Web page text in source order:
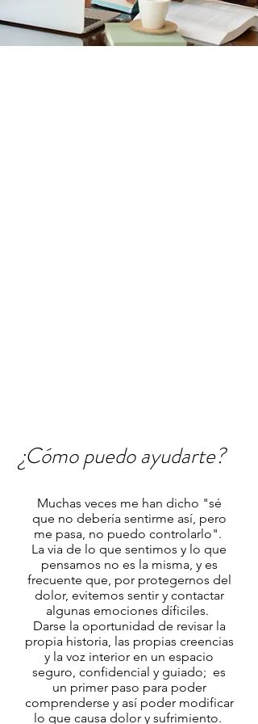
¿Cómo puedo ayudarte?
Muchas veces me han dicho "sé
que no debería sentirme así, pero
me pasa, no puedo controlarlo".
La via de lo que sentimos y lo que
pensamos no es la misma, y es
frecuente que, por protegernos del
dolor, evitemos sentir y contactar
algunas emociones díficiles.
Darse la oportunidad de revisar la
propia historia, las propias creencias
y la voz interior en un espacio
seguro, confidencial y guiado; es
un primer paso para poder
comprenderse y así poder modificar
lo que causa dolor y sufrimiento.